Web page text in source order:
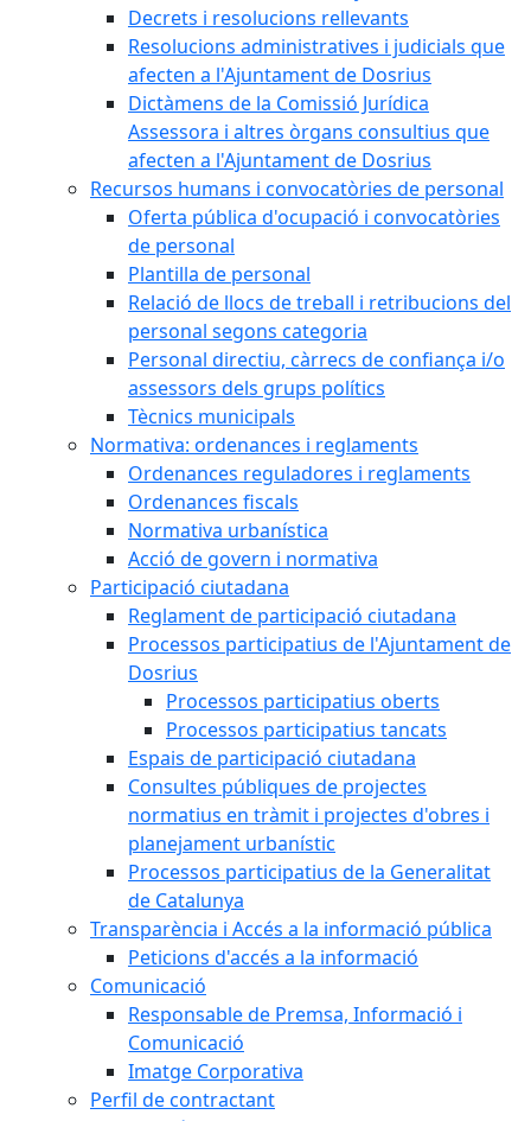
Decrets i resolucions rellevants
Resolucions administratives i judicials que
afecten a l'Ajuntament de Dosrius
Dictàmens de la Comissió Jurídica
Assessora i altres òrgans consultius que
afecten a l'Ajuntament de Dosrius
Recursos humans i convocatòries de personal
Oferta pública d'ocupació i convocatòries
de personal
Plantilla de personal
Relació de llocs de treball i retribucions del
personal segons categoria
Personal directiu, càrrecs de confiança i/o
assessors dels grups polítics
Tècnics municipals
Normativa: ordenances i reglaments
Ordenances reguladores i reglaments
Ordenances fiscals
Normativa urbanística
Acció de govern i normativa
Participació ciutadana
Reglament de participació ciutadana
Processos participatius de l'Ajuntament de
Dosrius
Processos participatius oberts
Processos participatius tancats
Espais de participació ciutadana
Consultes públiques de projectes
normatius en tràmit i projectes d'obres i
planejament urbanístic
Processos participatius de la Generalitat
de Catalunya
Transparència i Accés a la informació pública
Peticions d'accés a la informació
Comunicació
Responsable de Premsa, Informació i
Comunicació
Imatge Corporativa
Perfil de contractant